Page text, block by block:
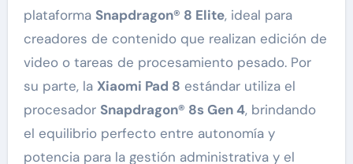
plataforma Snapdragon® 8 Elite, ideal para
creadores de contenido que realizan edición de
video o tareas de procesamiento pesado. Por
su parte, la Xiaomi Pad 8 estándar utiliza el
procesador Snapdragon® 8s Gen 4, brindando
el equilibrio perfecto entre autonomía y
potencia para la gestión administrativa y el